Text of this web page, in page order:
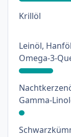
Krillöl: 0%
Leinöl,
Omega-3-
Gamma-